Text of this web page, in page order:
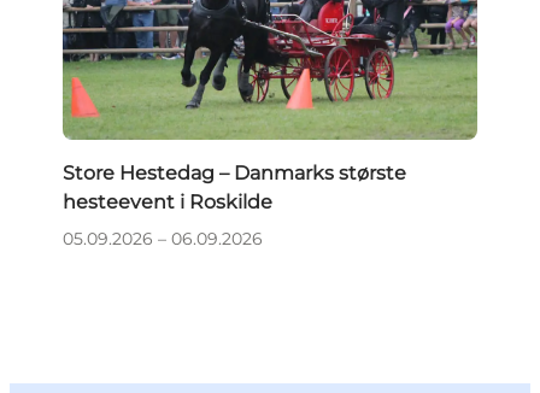
Store Hestedag – Danmarks største
hesteevent i Roskilde
05.09.2026 – 06.09.2026